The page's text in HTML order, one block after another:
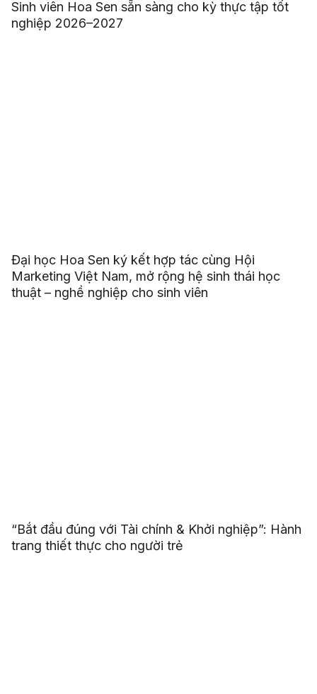
Sinh viên Hoa Sen sẵn sàng cho kỳ thực tập tốt
nghiệp 2026–2027
Đại học Hoa Sen ký kết hợp tác cùng Hội
Marketing Việt Nam, mở rộng hệ sinh thái học
thuật – nghề nghiệp cho sinh viên
“Bắt đầu đúng với Tài chính & Khởi nghiệp”: Hành
trang thiết thực cho người trẻ